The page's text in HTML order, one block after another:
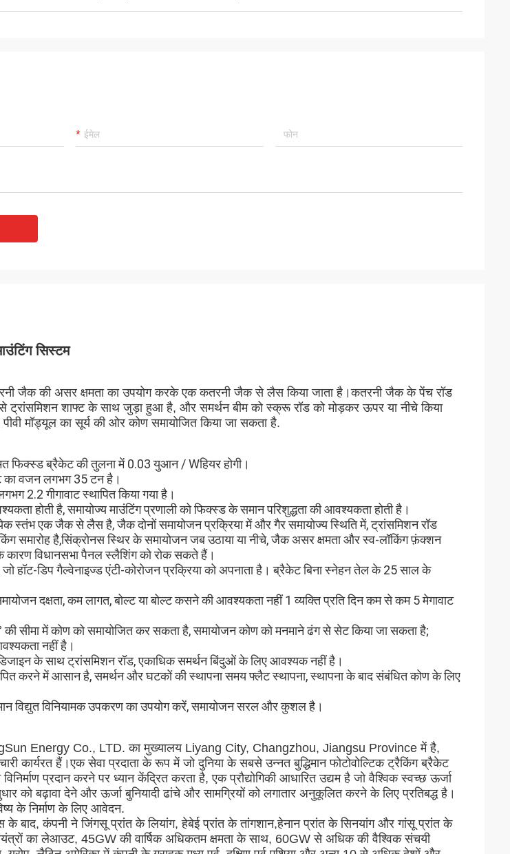
सिस्टम
जैक की असर क्षमता का उपयोग करके एक कतरनी जैक से लैस किया जाता है।कतरनी जैक के पेंच रॉड
से ट्रांसमिशन शाफ्ट के साथ जुड़ा हुआ है, और समर्थन बीम को स्क्रू रॉड को मोड़कर ऊपर या नीचे किया
मॉड्यूल का सूर्य की ओर कोण समायोजित किया जा सकता है.
फिक्स्ड ब्रैकेट की तुलना में 0.03 युआन / Wहियर होगी।
का वजन लगभग 35 टन है।
2.2 गीगावाट स्थापित किया गया है।
होती है, समायोज्य माउंटिंग प्रणाली को फिक्स्ड के समान परिशुद्धता की आवश्यकता होती है।
स्तंभ एक जैक से लैस है, जैक दोनों समायोजन प्रक्रिया में और गैर समायोज्य स्थिति में, ट्रांसमिशन रॉड
समारोह है,सिंक्रोनस स्थिर के समायोजन जब उठाया या नीचे, जैक असर क्षमता और स्व-लॉकिंग फ़ंक्शन
विधानसभा पैनल स्लैशिंग को रोक सकते हैं।
हॉट-डिप गैल्वेनाइज्ड एंटी-कोरोजन प्रक्रिया को अपनाता है। ब्रैकेट बिना स्नेहन तेल के 25 साल के
दक्षता, कम लागत, बोल्ट या बोल्ट कसने की आवश्यकता नहीं 1 व्यक्ति प्रति दिन कम से कम 5 मेगावाट
की सीमा में कोण को समायोजित कर सकता है, समायोजन कोण को मनमाने ढंग से सेट किया जा सकता है;
नहीं है।
के साथ ट्रांसमिशन रॉड, एकाधिक समर्थन बिंदुओं के लिए आवश्यक नहीं है।
करने में आसान है, समर्थन और घटकों की स्थापना समय फ्लैट स्थापना, स्थापना के बाद संबंधित कोण के लिए
विद्युत विनियामक उपकरण का उपयोग करें, समायोजन सरल और कुशल है।
Energy Co., LTD. का मुख्यालय Liyang City, Changzhou, Jiangsu Province में है,
कार्यरत हैं।एक सेवा प्रदाता के रूप में जो दुनिया के सबसे उन्नत बुद्धिमान फोटोवोल्टिक ट्रैकिंग ब्रैकेट
प्रदान करने पर ध्यान केंद्रित करता है, एक प्रौद्योगिकी आधारित उद्यम है जो वैश्विक स्वच्छ ऊर्जा
को बढ़ावा देने और ऊर्जा बुनियादी ढांचे और सामग्रियों को लगातार अनुकूलित करने के लिए प्रतिबद्ध है।
के निर्माण के लिए आवेदन.
के बाद, कंपनी ने जिंगसू प्रांत के लियांग, हेबेई प्रांत के तांगशान,हेनान प्रांत के सिनयांग और गांसू प्रांत के
का लेआउट, 45GW की वार्षिक अधिकतम क्षमता के साथ, 60GW से अधिक की वैश्विक संचयी